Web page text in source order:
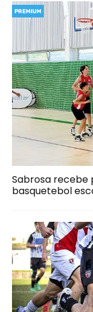
PREMIUM
Sabrosa recebe
basquetebol